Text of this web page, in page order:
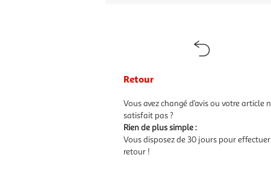
Retour
Vous avez changé d’avis ou votre article
satisfait pas ?
Rien de plus simple :
Vous disposez de 30 jours pour
retour !